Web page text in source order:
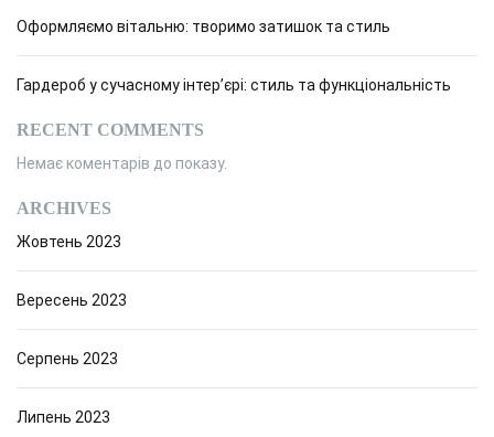
Оформляємо вітальню: творимо затишок та стиль
Гардероб у сучасному інтер’єрі: стиль та функціональність
RECENT COMMENTS
Немає коментарів до показу.
ARCHIVES
Жовтень 2023
Вересень 2023
Серпень 2023
Липень 2023